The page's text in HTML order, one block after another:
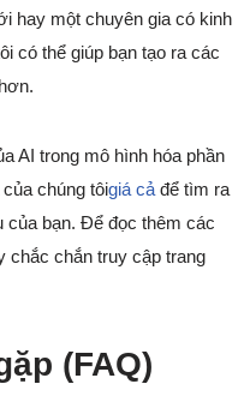
hay một chuyên gia có kinh
có thể giúp bạn tạo ra các
AI trong mô hình hóa phần
chúng tôigiá cả để tìm ra
của bạn. Để đọc thêm các
chắc chắn truy cập trang
(FAQ)